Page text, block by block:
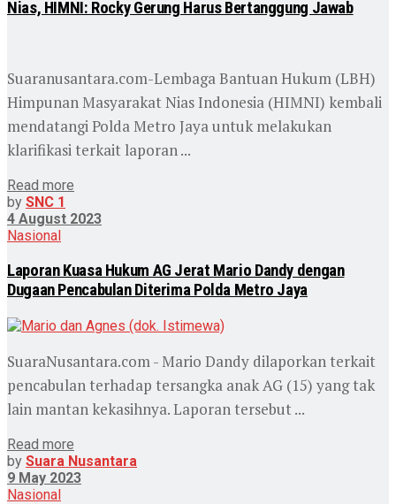
Nias, HIMNI: Rocky Gerung Harus Bertanggung Jawab
Suaranusantara.com-Lembaga Bantuan Hukum (LBH)
Himpunan Masyarakat Nias Indonesia (HIMNI) kembali
mendatangi Polda Metro Jaya untuk melakukan
klarifikasi terkait laporan ...
Read more
by SNC 1
4 August 2023
Nasional
Laporan Kuasa Hukum AG Jerat Mario Dandy dengan
Dugaan Pencabulan Diterima Polda Metro Jaya
SuaraNusantara.com - Mario Dandy dilaporkan terkait
pencabulan terhadap tersangka anak AG (15) yang tak
lain mantan kekasihnya. Laporan tersebut ...
Read more
by Suara Nusantara
9 May 2023
Nasional